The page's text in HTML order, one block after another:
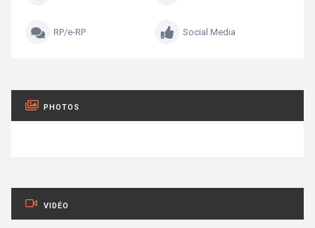
RP/e-RP Social Media
PHOTOS
VIDÉO